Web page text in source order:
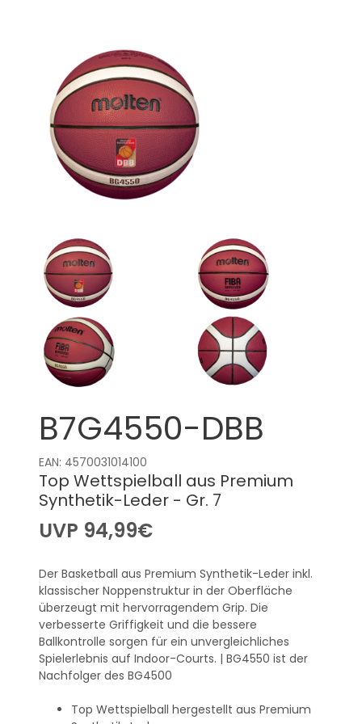
B7G4550-DBB
EAN: 4570031014100
Top Wettspielball aus Premium
Synthetik-Leder - Gr. 7
UVP 94,99€
Der Basketball aus Premium Synthetik-Leder inkl.
klassischer Noppenstruktur in der Oberfläche
überzeugt mit hervorragendem Grip. Die
verbesserte Griffigkeit und die bessere
Ballkontrolle sorgen für ein unvergleichliches
Spielerlebnis auf Indoor-Courts. | BG4550 ist der
Nachfolger des BG4500
Top Wettspielball hergestellt aus Premium